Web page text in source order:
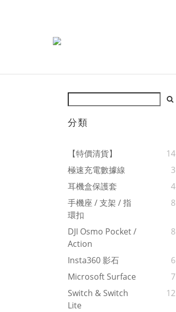
分類
【特價清貨】
14
極速充電數據線
3
耳機盒保護套
4
手機座 / 支架 / 指
環扣
8
DJI Osmo Pocket /
Action
8
Insta360 影石
6
Microsoft Surface
7
Switch & Switch
Lite
12